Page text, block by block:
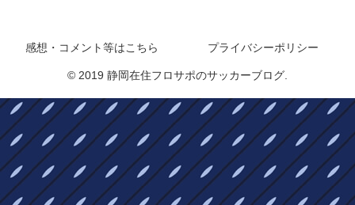
感想・コメント等はこちら プライバシーポリシー
© 2019 静岡在住フロサポのサッカーブログ.